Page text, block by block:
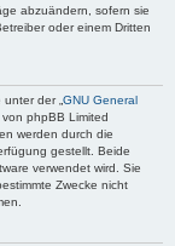
abzuändern, sofern sie
oder einem Dritten
der „ GNU General
phpBB Limited
werden durch die
gestellt. Beide
verwendet wird. Sie
Zwecke nicht